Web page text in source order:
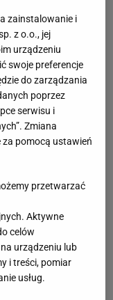
zainstalowanie i
z o.o., jej
urządzeniu
swoje preferencje
do zarządzania
poprzez
serwisu i
Zmiana
pomocą ustawień
przetwarzać
Aktywne
celów
urządzeniu lub
i treści, pomiar
usług.